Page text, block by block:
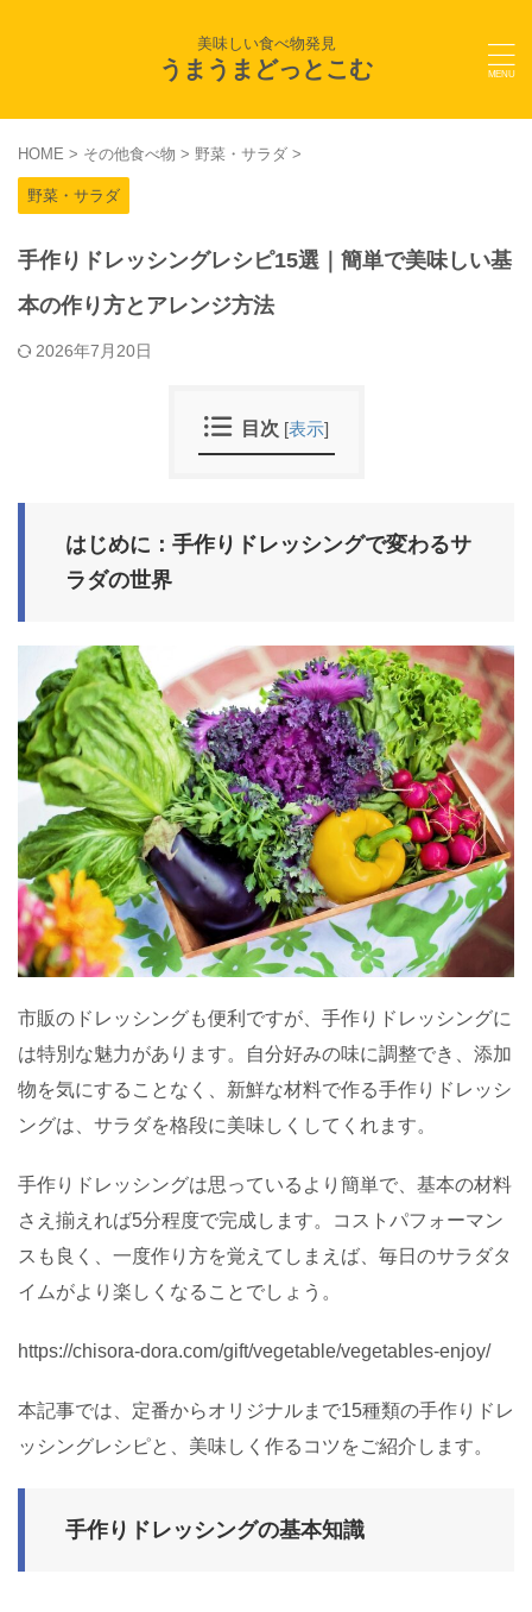
美味しい食べ物発見
うまうまどっとこむ
HOME > その他食べ物 > 野菜・サラダ >
野菜・サラダ
手作りドレッシングレシピ15選｜簡単で美味しい基
本の作り方とアレンジ方法
2026年7月20日
目次 [表示]
はじめに：手作りドレッシングで変わるサ
ラダの世界
市販のドレッシングも便利ですが、手作りドレッシングに
は特別な魅力があります。自分好みの味に調整でき、添加
物を気にすることなく、新鮮な材料で作る手作りドレッシ
ングは、サラダを格段に美味しくしてくれます。
手作りドレッシングは思っているより簡単で、基本の材料
さえ揃えれば5分程度で完成します。コストパフォーマン
スも良く、一度作り方を覚えてしまえば、毎日のサラダタ
イムがより楽しくなることでしょう。
https://chisora-dora.com/gift/vegetable/vegetables-enjoy/
本記事では、定番からオリジナルまで15種類の手作りドレ
ッシングレシピと、美味しく作るコツをご紹介します。
手作りドレッシングの基本知識